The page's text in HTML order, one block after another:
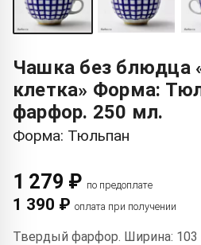
Чашка без блюдца
клетка» Форма:
фарфор. 250 мл.
Форма: Тюльпан
1 279 ₽ по предоплате
1 390 ₽ оплата при получении
Твердый фарфор. Ширина: